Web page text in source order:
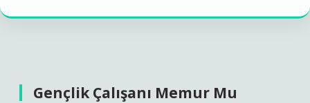
Gençlik Çalışanı Memur Mu